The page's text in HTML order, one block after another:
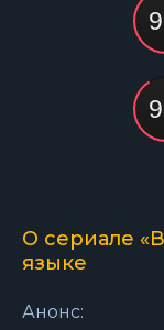
О сериале
языке
Анонс: